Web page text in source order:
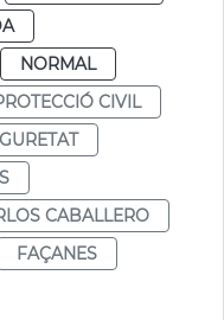
NORMAL
CIVIL
CABALLERO
FAÇANES